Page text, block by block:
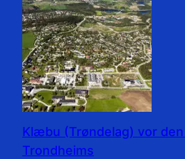
Klæbu (Trøndelag) vor
Trondheims